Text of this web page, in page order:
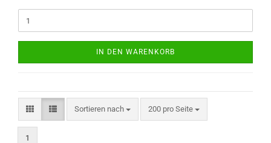
IN DEN WARENKORB
Sortieren nach 200 pro Seite
1